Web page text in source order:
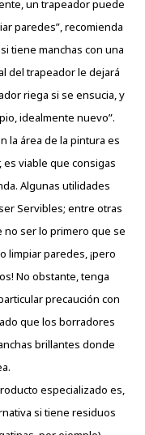
un trapeador puede
paredes”, recomienda
tiene manchas con una
del trapeador le dejará
riega si se ensucia, y
idealmente nuevo”.
la área de la pintura es
es viable que consigas
Algunas utilidades
Servibles; entre otras
no ser lo primero que se
limpiar paredes, ¡pero
No obstante, tenga
precaución con
que los borradores
brillantes donde
especializado es,
si tiene residuos